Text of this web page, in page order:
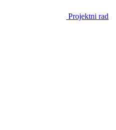
Projektni rad